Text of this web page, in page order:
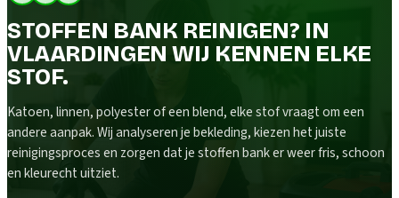
STOFFEN BANK REINIGEN? IN
VLAARDINGEN WIJ KENNEN ELKE
STOF.
Katoen, linnen, polyester of een blend, elke stof vraagt om een
andere aanpak. Wij analyseren je bekleding, kiezen het juiste
reinigingsproces en zorgen dat je stoffen bank er weer fris, schoon
en kleurecht uitziet.